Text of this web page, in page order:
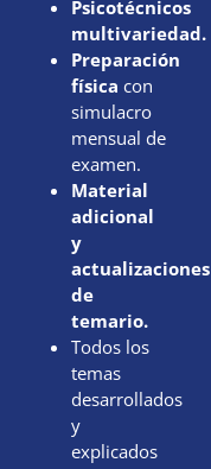
Psicotécnicos
multivariedad.
Preparación
física con
simulacro
mensual de
examen.
Material
adicional
y
actualizaciones
de
temario.
Todos los
temas
desarrollados
y
explicados